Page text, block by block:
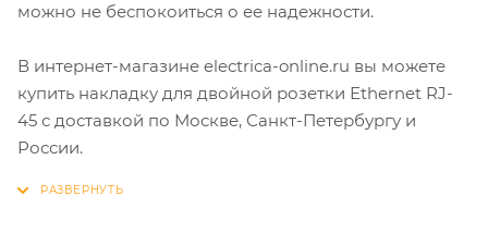
можно не беспокоиться о ее надежности.
В интернет-магазине electrica-online.ru вы можете
купить накладку для двойной розетки Еthernet RJ-
45 с доставкой по Москве, Санкт-Петербургу и
России.